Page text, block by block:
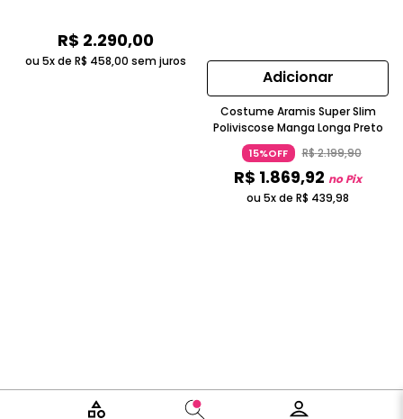
R$ 2.290,00
ou 5x de R$ 458,00 sem juros
Adicionar
Costume Aramis Super Slim
Poliviscose Manga Longa Preto
15%OFF R$2.199,90
R$ 1.869,92 no Pix
ou 5x de R$ 439,98